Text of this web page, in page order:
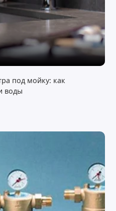
под мойку: как
воды